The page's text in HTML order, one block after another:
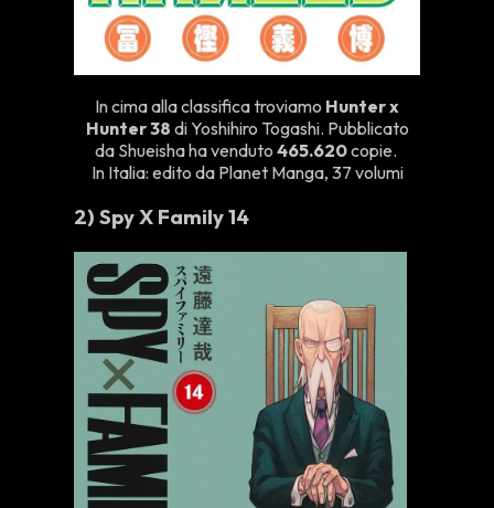
In cima alla classifica troviamo Hunter x
Hunter 38 di Yoshihiro Togashi. Pubblicato
da Shueisha ha venduto 465.620copie.
In Italia: edito da Planet Manga, 37 volumi
2)Spy X Family 14